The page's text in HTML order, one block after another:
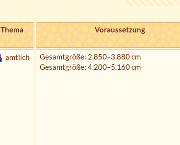
Thema Voraussetzung
amtlich
Gesamtgröße: 2.850–3.880 cm
Gesamtgröße: 4.200–5.160 cm